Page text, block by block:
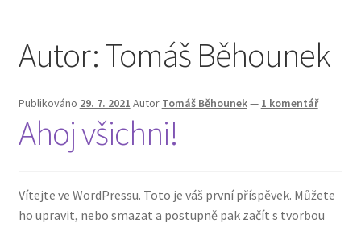
Košík
Můj účet
Pokladna
Autor:Tomáš Běhounek
Publikováno 29. 7. 2021 Autor Tomáš Běhounek— 1 komentář
Ahoj všichni!
Vítejte ve WordPressu. Toto je váš první příspěvek. Můžete
ho upravit, nebo smazat a postupně pak začít s tvorbou